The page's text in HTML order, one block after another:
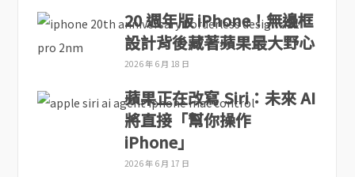
20 週年版 iPhone！無邊框
設計背後藏著蘋果最大野心
2026 年 6 月 18 日
蘋果正在改寫 Siri：未來 AI
將直接「幫你操作
iPhone」
2026 年 6 月 17 日